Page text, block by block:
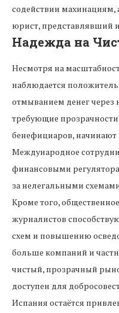
содействии махинациям,
юрист, представлявший
Надежда на
Несмотря на
наблюдается
отмыванием денег
требующие
бенефициаров, начинают
Международное
финансовыми
за нелегальными
Кроме того,
журналистов
схем и повышению
больше компаний и
чистый, прозрачный
доступен для
Испания остаётся